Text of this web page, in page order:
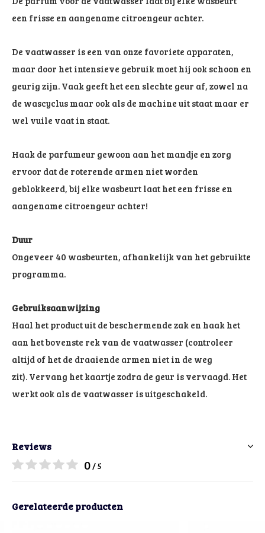
een frisse en aangename citroengeur achter.
De vaatwasser is een van onze favoriete apparaten,
maar door het intensieve gebruik moet hij ook schoon en
geurig zijn. Vaak geeft het een slechte geur af, zowel na
de wascyclus maar ook als de machine uit staat maar er
wel vuile vaat in staat.
Haak de parfumeur gewoon aan het mandje en zorg
ervoor dat de roterende armen niet worden
geblokkeerd, bij elke wasbeurt laat het een frisse en
aangename citroengeur achter!
Duur
Ongeveer 40 wasbeurten, afhankelijk van het gebruikte
programma.
Gebruiksaanwijzing
Haal het product uit de beschermende zak en haak het
aan het bovenste rek van de vaatwasser (controleer
altijd of het de draaiende armen niet in de weg
zit). Vervang het kaartje zodra de geur is vervaagd. Het
werkt ook als de vaatwasser is uitgeschakeld.
Reviews
0 / 5
Gerelateerde producten